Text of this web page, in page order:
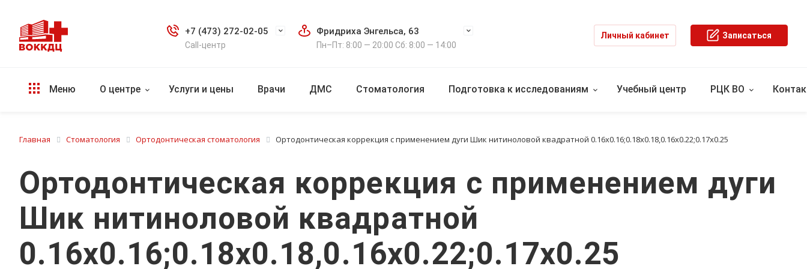
+7 (473) 272-02-05
Call-центр
Фридриха Энгельса, 63
Пн–Пт: 8:00 — 20:00 Сб: 8:00 — 14:00
Личный кабинет Записаться
Меню О центре Услуги и цены Врачи ДМС Стоматология Подготовка к исследованиям Учебный центр РЦК ВО
Главная Стоматология Ортодонтическая стоматология Ортодонтическая коррекция с применением дуги Шик нитиноловой квадратной 0.16х0.16;0.18х0.18,0.16х0.22;0.17х0.25
Ортодонтическая коррекция с применением дуги
Шик нитиноловой квадратной
0.16х0.16;0.18х0.18,0.16х0.22;0.17х0.25